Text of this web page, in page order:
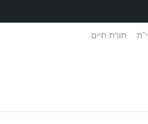
תורת חיים